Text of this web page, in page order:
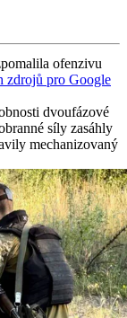
ofenzivu
zdrojů pro Google
dvoufázové
síly zasáhly
mechanizovaný